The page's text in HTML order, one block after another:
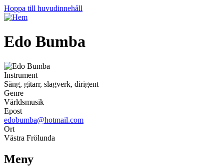
Hoppa till huvudinnehåll
Edo Bumba
Instrument
Sång, gitarr, slagverk, dirigent
Genre
Världsmusik
Epost
edobumba@hotmail.com
Ort
Västra Frölunda
Meny